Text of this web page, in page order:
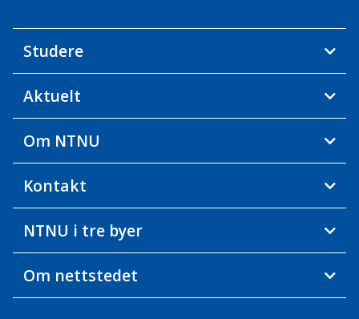
Studere
Aktuelt
Om NTNU
Kontakt
NTNU i tre byer
Om nettstedet